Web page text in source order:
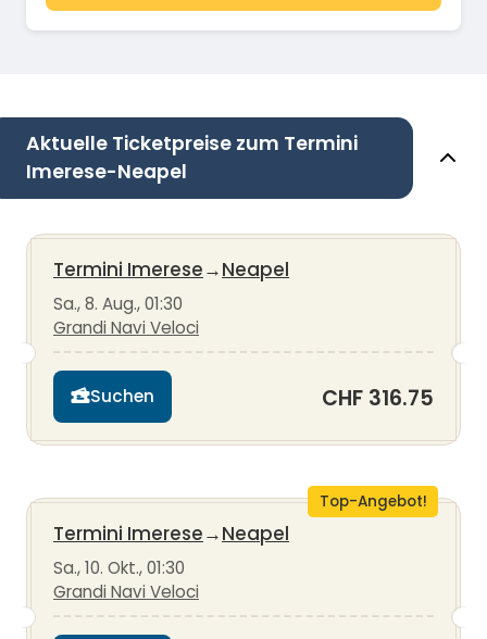
Aktuelle Ticketpreise zum Termini
Imerese-Neapel
Termini Imerese→Neapel
Sa., 8. Aug., 01:30
Grandi Navi Veloci
Suchen CHF 316.75
Top-Angebot!
Termini Imerese→Neapel
Sa., 10. Okt., 01:30
Grandi Navi Veloci